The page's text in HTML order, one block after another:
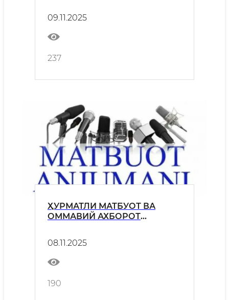
09.11.2025
237
ҲУРМАТЛИ МАТБУОТ ВА
ОММАВИЙ АХБОРОТ
БЛОГЕРЛАР ДИҚҚАТИГА!
08.11.2025
190